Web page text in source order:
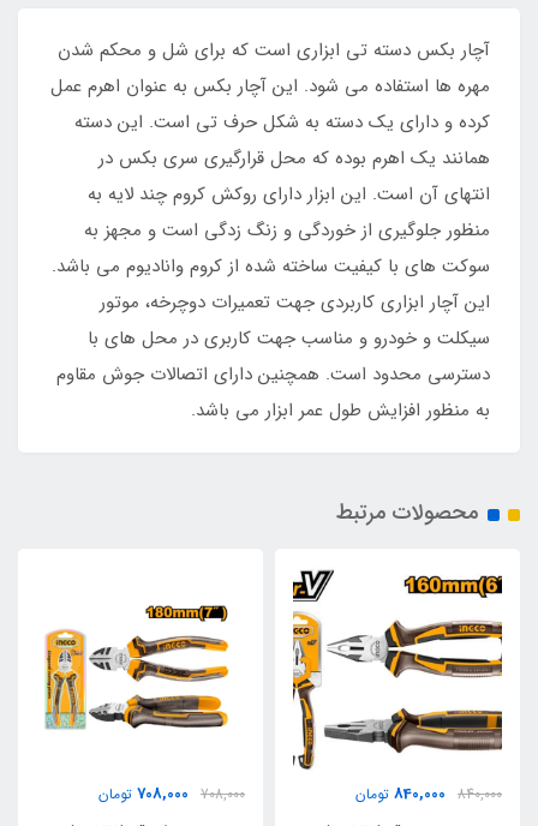
آچار بکس دسته تی ابزاری است که برای شل و محکم شدن
مهره ها استفاده می شود. این آچار بکس به عنوان اهرم عمل
کرده و دارای یک دسته به شکل حرف تی است. این دسته
همانند یک اهرم بوده که محل قرارگیری سری بکس در
انتهای آن است. این ابزار دارای روکش کروم چند لایه به
منظور جلوگیری از خوردگی و زنگ زدگی است و مجهز به
سوکت های با کیفیت ساخته شده از کروم وانادیوم می باشد.
این آچار ابزاری کاربردی جهت تعمیرات دوچرخه، موتور
سیکلت و خودرو و مناسب جهت کاربری در محل های با
دسترسی محدود است. همچنین دارای اتصالات جوش مقاوم
به منظور افزایش طول عمر ابزار می باشد.
محصولات مرتبط
840,000
840,000 تومان
708,000
708,000 تومان